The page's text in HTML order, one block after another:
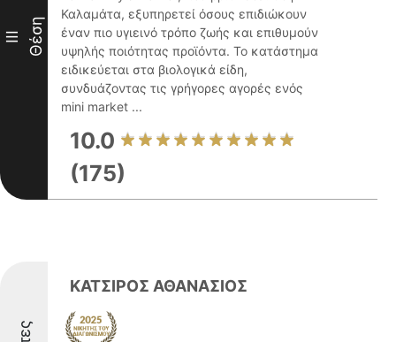
III Θέση
Καλαμάτα, εξυπηρετεί όσους επιδιώκουν
έναν πιο υγιεινό τρόπο ζωής και επιθυμούν
υψηλής ποιότητας προϊόντα. Το κατάστημα
ειδικεύεται στα βιολογικά είδη,
συνδυάζοντας τις γρήγορες αγορές ενός
mini market ...
10.0
(175)
ΚΑΤΣΙΡΟΣ ΑΘΑΝΑΣΙΟΣ